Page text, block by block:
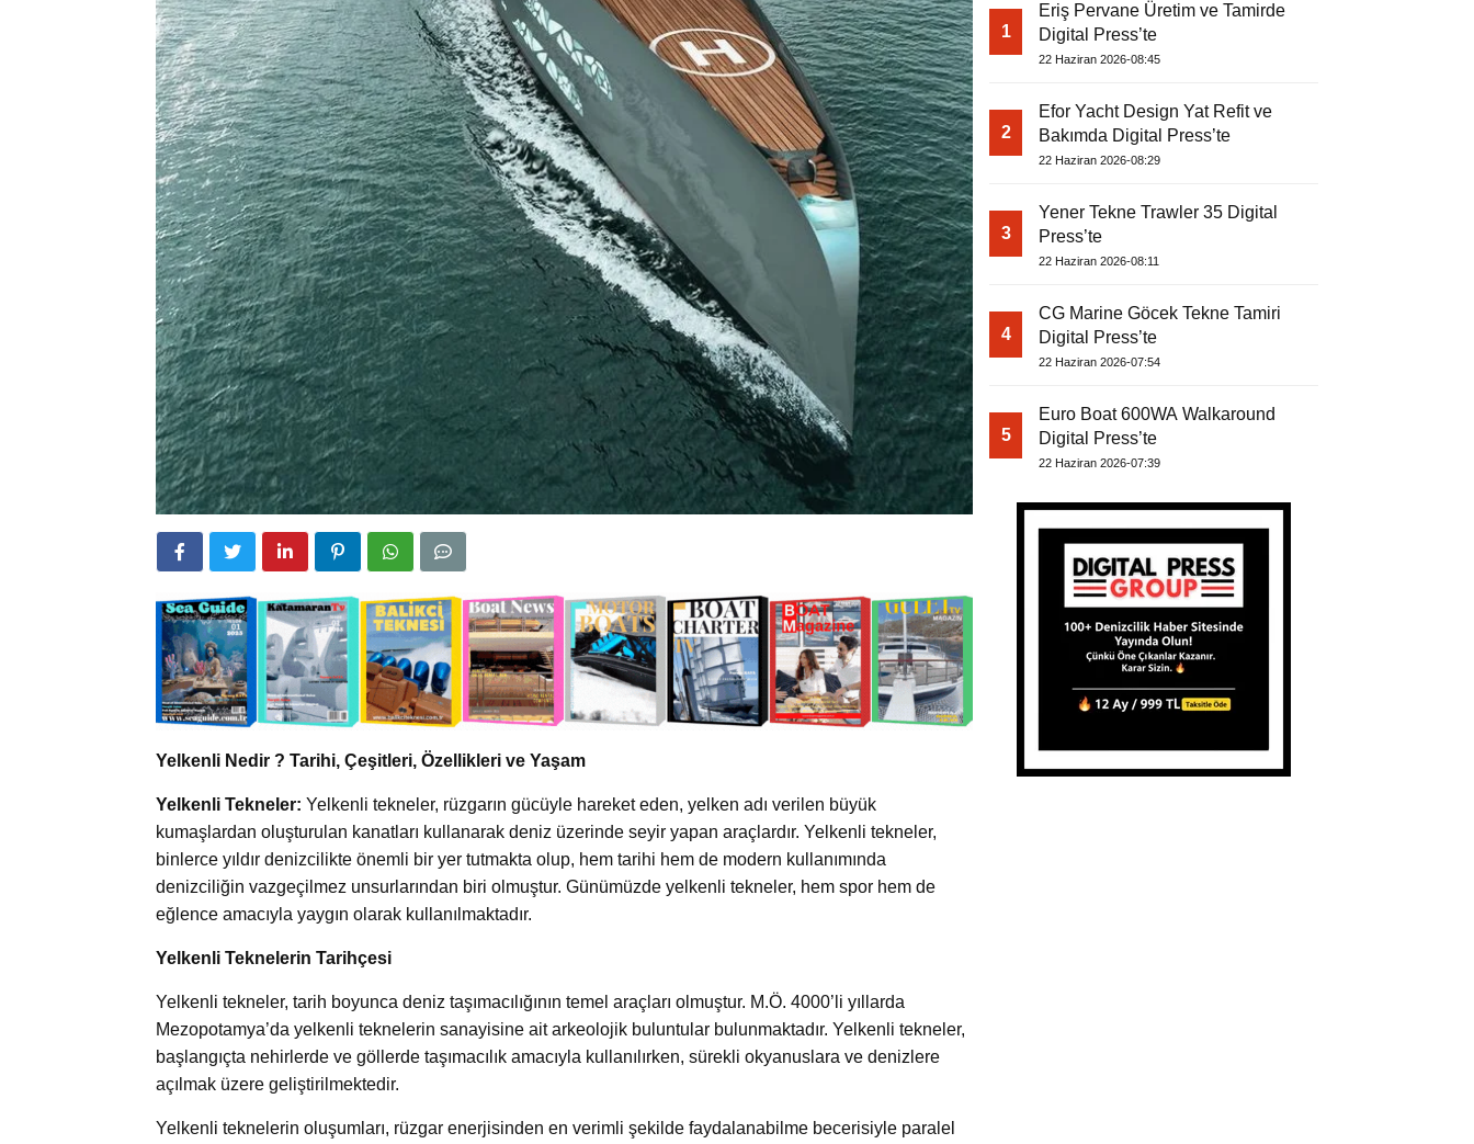
Yelkenli Nedir ? Tarihi, Çeşitleri, Özellikleri ve Yaşam
Yelkenli Tekneler: Yelkenli tekneler, rüzgarın gücüyle hareket eden, yelken adı verilen büyük
kumaşlardan oluşturulan kanatları kullanarak deniz üzerinde seyir yapan araçlardır. Yelkenli tekneler,
binlerce yıldır denizcilikte önemli bir yer tutmakta olup, hem tarihi hem de modern kullanımında
denizciliğin vazgeçilmez unsurlarından biri olmuştur. Günümüzde yelkenli tekneler, hem spor hem de
eğlence amacıyla yaygın olarak kullanılmaktadır.
Yelkenli Teknelerin Tarihçesi
Yelkenli tekneler, tarih boyunca deniz taşımacılığının temel araçları olmuştur. M.Ö. 4000’li yıllarda
Mezopotamya’da yelkenli teknelerin sanayisine ait arkeolojik buluntular bulunmaktadır. Yelkenli tekneler,
başlangıçta nehirlerde ve göllerde taşımacılık amacıyla kullanılırken, sürekli okyanuslara ve denizlere
açılmak üzere geliştirilmektedir.
Yelkenli teknelerin oluşumları, rüzgar enerjisinden en verimli şekilde faydalanabilme becerisiyle paralel
1
Eriş Pervane Üretim ve Tamirde
Digital Press’te
22 Haziran 2026-08:45
2
Efor Yacht Design Yat Refit ve
Bakımda Digital Press’te
22 Haziran 2026-08:29
3
Yener Tekne Trawler 35 Digital
Press’te
22 Haziran 2026-08:11
4
CG Marine Göcek Tekne Tamiri
Digital Press’te
22 Haziran 2026-07:54
5
Euro Boat 600WA Walkaround
Digital Press’te
22 Haziran 2026-07:39